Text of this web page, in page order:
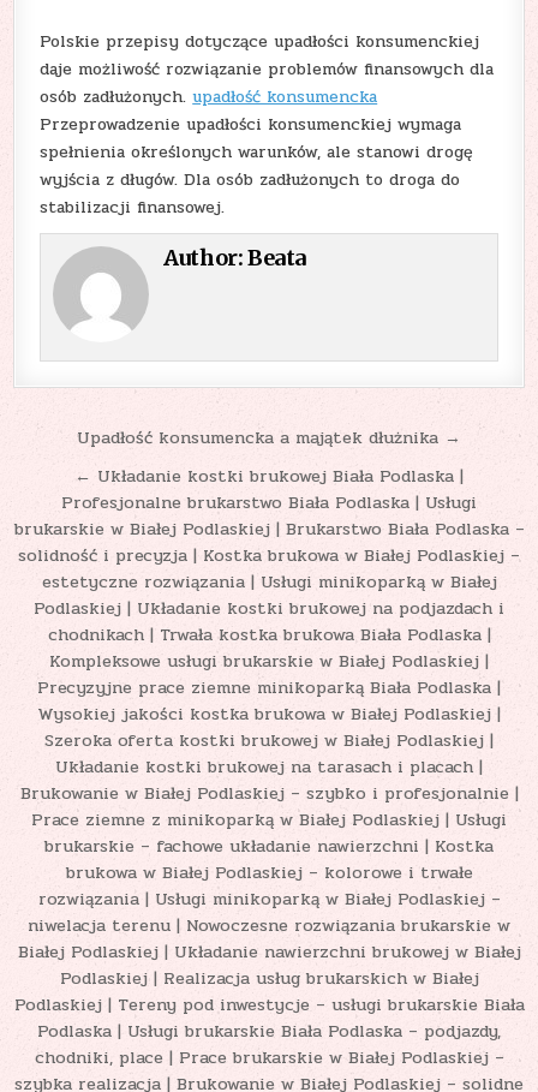
Polskie przepisy dotyczące upadłości konsumenckiej
daje możliwość rozwiązanie problemów finansowych dla
osób zadłużonych.upadłość konsumencka
Przeprowadzenie upadłości konsumenckiej wymaga
spełnienia określonych warunków, ale stanowi drogę
wyjścia z długów. Dla osób zadłużonych to droga do
stabilizacji finansowej.
Author:Beata
Nawigacja
wpisu
Upadłość konsumencka a majątek dłużnika →
← Układanie kostki brukowej Biała Podlaska |
Profesjonalne brukarstwo Biała Podlaska | Usługi
brukarskie w Białej Podlaskiej | Brukarstwo Biała Podlaska –
solidność i precyzja | Kostka brukowa w Białej Podlaskiej –
estetyczne rozwiązania | Usługi minikoparką w Białej
Podlaskiej | Układanie kostki brukowej na podjazdach i
chodnikach | Trwała kostka brukowa Biała Podlaska |
Kompleksowe usługi brukarskie w Białej Podlaskiej |
Precyzyjne prace ziemne minikoparką Biała Podlaska |
Wysokiej jakości kostka brukowa w Białej Podlaskiej |
Szeroka oferta kostki brukowej w Białej Podlaskiej |
Układanie kostki brukowej na tarasach i placach |
Brukowanie w Białej Podlaskiej – szybko i profesjonalnie |
Prace ziemne z minikoparką w Białej Podlaskiej | Usługi
brukarskie – fachowe układanie nawierzchni | Kostka
brukowa w Białej Podlaskiej – kolorowe i trwałe
rozwiązania | Usługi minikoparką w Białej Podlaskiej –
niwelacja terenu | Nowoczesne rozwiązania brukarskie w
Białej Podlaskiej | Układanie nawierzchni brukowej w Białej
Podlaskiej | Realizacja usług brukarskich w Białej
Podlaskiej | Tereny pod inwestycje – usługi brukarskie Biała
Podlaska | Usługi brukarskie Biała Podlaska – podjazdy,
chodniki, place | Prace brukarskie w Białej Podlaskiej –
szybka realizacja | Brukowanie w Białej Podlaskiej – solidne